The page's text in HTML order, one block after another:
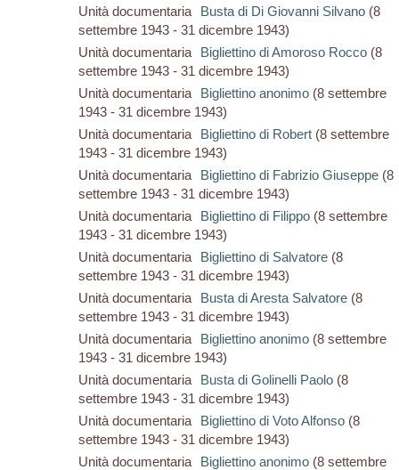
Unità documentaria
Busta di Di Giovanni Silvano(8
settembre 1943 - 31 dicembre 1943)
Unità documentaria
Bigliettino di Amoroso Rocco(8
settembre 1943 - 31 dicembre 1943)
Unità documentaria
Bigliettino anonimo(8 settembre
1943 - 31 dicembre 1943)
Unità documentaria
Bigliettino di Robert(8 settembre
1943 - 31 dicembre 1943)
Unità documentaria
Bigliettino di Fabrizio Giuseppe(8
settembre 1943 - 31 dicembre 1943)
Unità documentaria
Bigliettino di Filippo(8 settembre
1943 - 31 dicembre 1943)
Unità documentaria
Bigliettino di Salvatore(8
settembre 1943 - 31 dicembre 1943)
Unità documentaria
Busta di Aresta Salvatore(8
settembre 1943 - 31 dicembre 1943)
Unità documentaria
Bigliettino anonimo(8 settembre
1943 - 31 dicembre 1943)
Unità documentaria
Busta di Golinelli Paolo(8
settembre 1943 - 31 dicembre 1943)
Unità documentaria
Bigliettino di Voto Alfonso(8
settembre 1943 - 31 dicembre 1943)
Unità documentaria
Bigliettino anonimo(8 settembre